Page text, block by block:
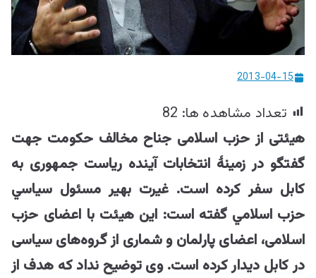
ییزو څېړنو
مرکز
2013-04-15
تعداد مشاهده ها: 82
هیئتی از حزب اسلامی جناح مخالف حكومت جهت
گفتگو در زمینۀ انتخابات آینده ریاست جمهوری به
کابل سفر کرده است. غيرت بهير مسئول سياسي
حزب اسلامي گفته است: این هیئت با اعضای حزب
اسلامی، اعضای پارلمان و شماری از گروه‌های سیاسی
در کابل دیدار کرده است. وی توضیح نداد که هدف از